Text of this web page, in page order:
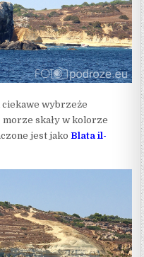
ciekawe wybrzeże
skały w kolorze
jest jako Blata il-